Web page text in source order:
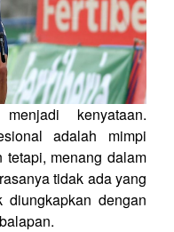
kenyataan.
adalah mimpi
menang dalam
tidak ada yang
dengan